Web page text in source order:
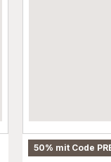
50% mit Code